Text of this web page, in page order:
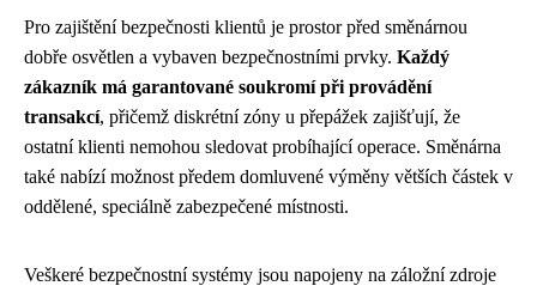
Pro zajištění bezpečnosti klientů je prostor před směnárnou
dobře osvětlen a vybaven bezpečnostními prvky. Každý
zákazník má garantované soukromí při provádění
transakcí, přičemž diskrétní zóny u přepážek zajišťují, že
ostatní klienti nemohou sledovat probíhající operace. Směnárna
také nabízí možnost předem domluvené výměny větších částek v
oddělené, speciálně zabezpečené místnosti.
Veškeré bezpečnostní systémy jsou napojeny na záložní zdroje